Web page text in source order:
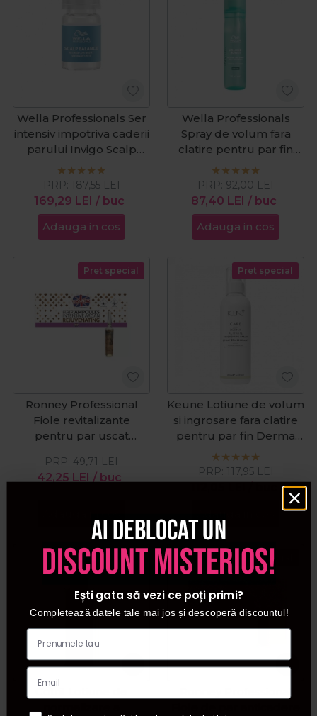
Wella Professionals Ser
intensiv impotriva caderii
parului Invigo Scalp
Balance 8x6ml
169,29 LEI / buc
PRP: 187,55 LEI
Adauga in cos
Wella Professionals
Spray de volum fara
clatire pentru par fin
Invigo Volume Boost
Uplifting 150ml
87,40 LEI / buc
PRP: 92,00 LEI
Adauga in cos
Pret special
Ronney Professional
Fiole revitalizante
pentru par uscat
Rejuvenating 12x10ml
42,25 LEI / buc
PRP: 49,71 LEI
Pret special
Keune Lotiune de volum
si ingrosare fara clatire
pentru par fin Derma
Activate 200ml
PRP: 117,95 LEI
Pret special
Ai deblocat un
discount misterios!
Ești gata să vezi ce poți primi?
Completează datele tale mai jos și descoperă discountul!